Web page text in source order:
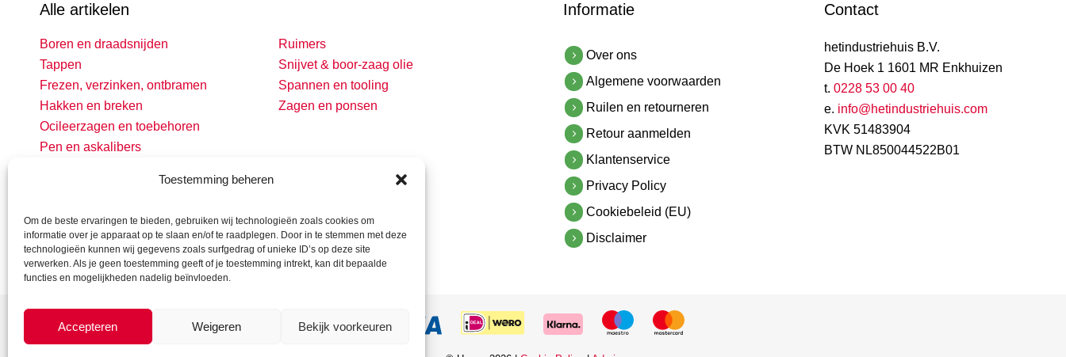
Toestemming beheren
Om de beste ervaringen te bieden, gebruiken wij technologieën zoals cookies om
informatie over je apparaat op te slaan en/of te raadplegen. Door in te stemmen met deze
technologieën kunnen wij gegevens zoals surfgedrag of unieke ID’s op deze site
verwerken. Als je geen toestemming geeft of je toestemming intrekt, kan dit bepaalde
functies en mogelijkheden nadelig beïnvloeden.
Accepteren Weigeren Bekijk voorkeuren
Alle artikelen
Boren en draadsnijden
Tappen
Frezen, verzinken, ontbramen
Hakken en breken
Ocileerzagen en toebehoren
Pen en askalibers
Ruimers
Snijvet & boor-zaag olie
Spannen en tooling
Zagen en ponsen
Informatie
Over ons
Algemene voorwaarden
Ruilen en retourneren
Retour aanmelden
Klantenservice
Privacy Policy
Cookiebeleid (EU)
Disclaimer
Contact
hetindustriehuis B.V.
De Hoek 1 1601 MR Enkhuizen
t. 0228 53 00 40
e. info@hetindustriehuis.com
KVK 51483904
BTW NL850044522B01